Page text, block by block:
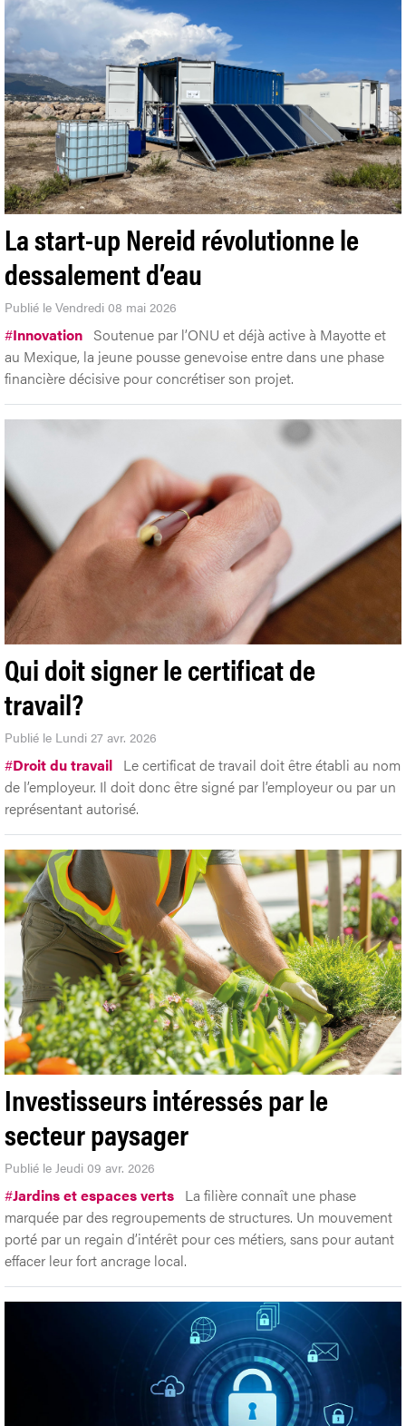
La start-up Nereid révolutionne le
dessalement d’eau
Publié le Vendredi 08 mai 2026
#Innovation Soutenue par l’ONU et déjà active à Mayotte et
au Mexique, la jeune pousse genevoise entre dans une phase
financière décisive pour concrétiser son projet.
Qui doit signer le certificat de
travail?
Publié le Lundi 27 avr. 2026
#Droit du travail Le certificat de travail doit être établi au nom
de l’employeur. Il doit donc être signé par l’employeur ou par un
représentant autorisé.
Investisseurs intéressés par le
secteur paysager
Publié le Jeudi 09 avr. 2026
#Jardins et espaces verts La filière connaît une phase
marquée par des regroupements de structures. Un mouvement
porté par un regain d’intérêt pour ces métiers, sans pour autant
effacer leur fort ancrage local.